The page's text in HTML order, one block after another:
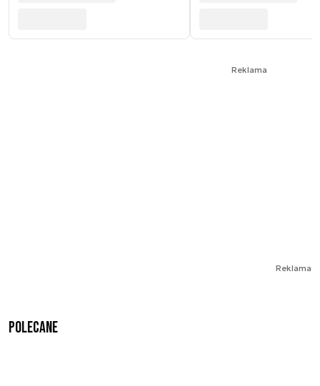
Reklama
Reklama
Polecane